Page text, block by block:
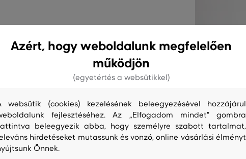
Azért, hogy weboldalunk megfelelően
működjön
(egyetértés a websütikkel)
websütik (cookies) kezelésének beleegyezésével hozzájárul
fejlesztéséhez. Az „Elfogadom mindet" gombra
beleegyezik abba, hogy személyre szabott tartalmat,
hirdetéseket mutassunk és vonzó, online vásárlási élményt
Önnek.